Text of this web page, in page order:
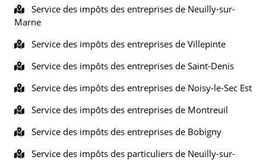
Service des impôts des entreprises de Neuilly-sur-
Marne
Service des impôts des entreprises de Villepinte
Service des impôts des entreprises de Saint-Denis
Service des impôts des entreprises de Noisy-le-Sec Est
Service des impôts des entreprises de Montreuil
Service des impôts des entreprises de Bobigny
Service des impôts des particuliers de Neuilly-sur-